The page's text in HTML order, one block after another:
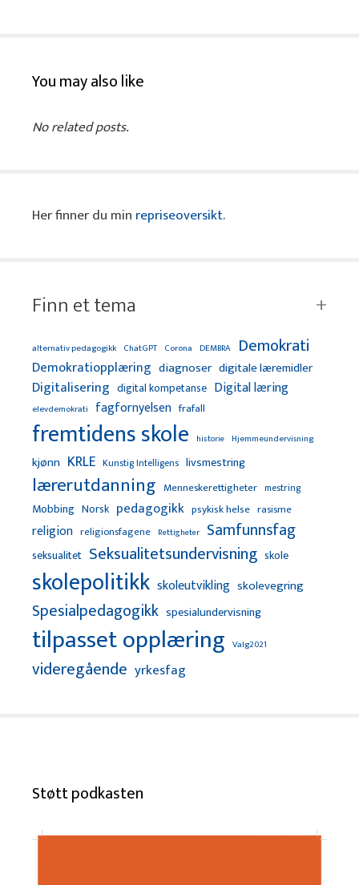
You may also like
No related posts.
Her finner du min repriseoversikt.
Finn et tema
alternativ pedagogikk ChatGPT Corona DEMBRA Demokrati
Demokratiopplæring diagnoser digitale læremidler
Digitalisering digital kompetanse Digital læring
elevdemokrati fagfornyelsen frafall
fremtidens skole historie Hjemmeundervisning
kjønn KRLE Kunstig Intelligens livsmestring
lærerutdanning Menneskerettigheter mestring
Mobbing Norsk pedagogikk psykisk helse rasisme
religion religionsfagene Rettigheter Samfunnsfag
seksualitet Seksualitetsundervisning skole
skolepolitikk skoleutvikling skolevegring
Spesialpedagogikk spesialundervisning
tilpasset opplæring Valg2021
videregående yrkesfag
Støtt podkasten